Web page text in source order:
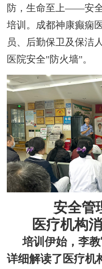
防，生命至上——安
培训。 成都神康癫痫
员、后勤保卫及保洁
医院安全"防火墙"。
安全管
医疗机构
培训伊始，李
详细解读了医疗机